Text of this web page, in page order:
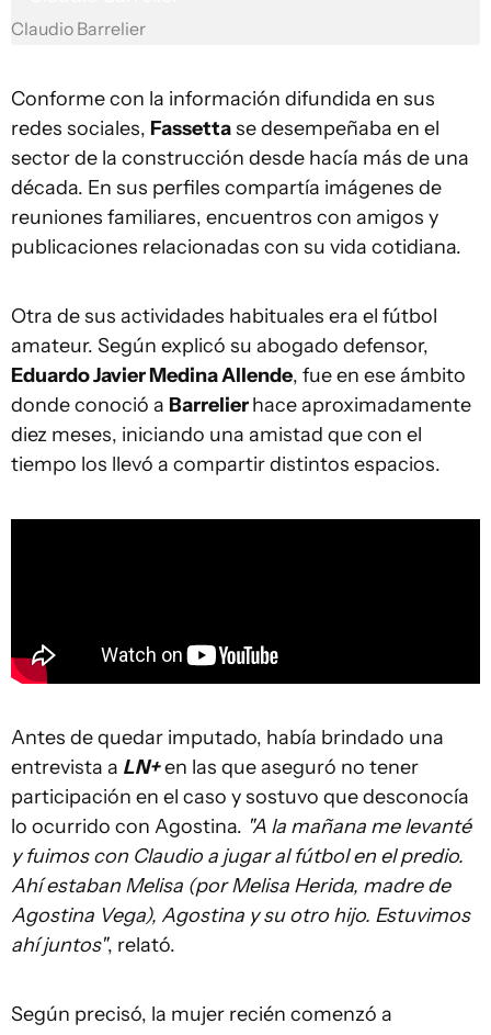
Claudio Barrelier
Conforme con la información difundida en sus
redes sociales, Fassettase desempeñaba en el
sector de la construcción desde hacía más de una
década. En sus perfiles compartía imágenes de
reuniones familiares, encuentros con amigos y
publicaciones relacionadas con su vida cotidiana.
Otra de sus actividades habituales era el fútbol
amateur. Según explicó su abogado defensor,
Eduardo Javier Medina Allende, fue en ese ámbito
donde conoció a Barrelierhace aproximadamente
diez meses, iniciando una amistad que con el
tiempo los llevó a compartir distintos espacios.
Antes de quedar imputado, había brindado una
entrevista a LN+en las que aseguró no tener
participación en el caso y sostuvo que desconocía
lo ocurrido con Agostina. "A la mañana me levanté
y fuimos con Claudio a jugar al fútbol en el predio.
Ahí estaban Melisa (por Melisa Herida, madre de
Agostina Vega), Agostina y su otro hijo. Estuvimos
ahí juntos", relató.
Según precisó, la mujer recién comenzó a